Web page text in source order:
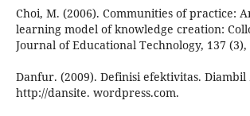
Choi, M. (2006). Communities of practice:
learning model of knowledge creation:
Journal of Educational Technology, 137 (3),
Danfur. (2009). Definisi efektivitas. Diambil
http://dansite. wordpress.com.